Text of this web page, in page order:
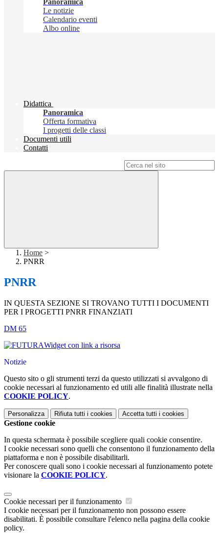
Panoramica
Le notizie
Calendario eventi
Albo online
Didattica
Panoramica
Offerta formativa
I progetti delle classi
Documenti utili
Contatti
Home >
PNRR
PNRR
IN QUESTA SEZIONE SI TROVANO TUTTI I DOCUMENTI
PER I PROGETTI PNRR FINANZIATI
DM 65
Widget con link a risorsa
Notizie
Questo sito o gli strumenti terzi da questo utilizzati si avvalgono di
cookie necessari al funzionamento ed utili alle finalità illustrate nella
COOKIE POLICY.
Personalizza Rifiuta tutti i cookies Accetta tutti i cookies
Gestione cookie
In questa schermata è possibile scegliere quali cookie consentire.
I cookie necessari sono quelli che consentono il funzionamento della
piattaforma e non è possibile disabilitarli.
Per conoscere quali sono i cookie necessari al funzionamento potete
visionare la COOKIE POLICY.
Cookie necessari per il funzionamento
I cookie necessari per il funzionamento non possono essere
disabilitati. È possibile consultare l'elenco nella pagina della cookie
policy.